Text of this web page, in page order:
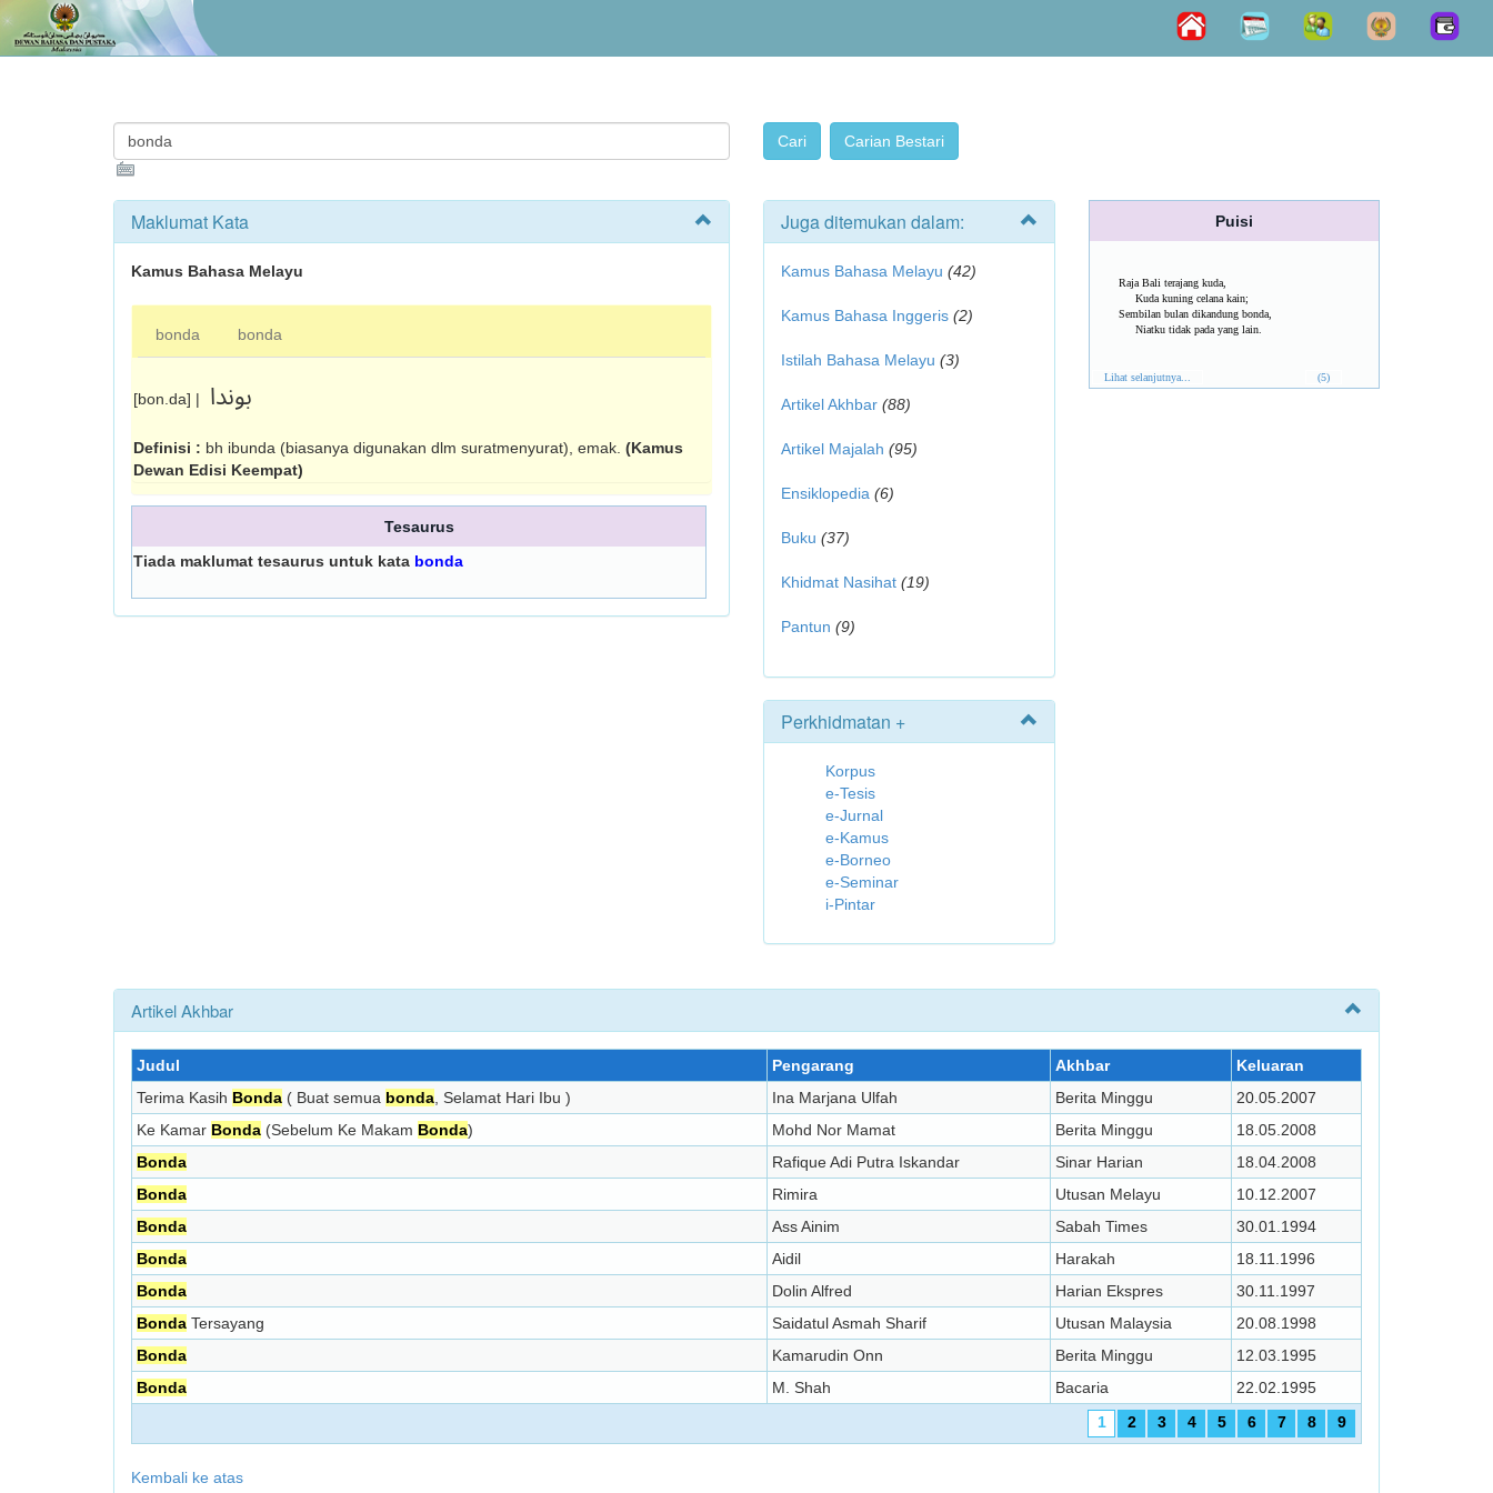
Maklumat Kata
Kamus Bahasa Melayu
bonda bonda
[bon.da] | بوندا
Definisi : bh ibunda (biasanya digunakan dlm suratmenyurat), emak. (Kamus
Dewan Edisi Keempat)
Tesaurus
Tiada maklumat tesaurus untuk kata bonda
Juga ditemukan dalam:
Kamus Bahasa Melayu (42)
Kamus Bahasa Inggeris (2)
Istilah Bahasa Melayu (3)
Artikel Akhbar (88)
Artikel Majalah (95)
Ensiklopedia (6)
Buku (37)
Khidmat Nasihat (19)
Pantun (9)
Perkhidmatan +
Korpus
e-Tesis
e-Jurnal
e-Kamus
e-Borneo
e-Seminar
i-Pintar
Puisi
Raja Bali terajang kuda,
Kuda kuning celana kain;
Sembilan bulan dikandung bonda,
Niatku tidak pada yang lain.
Lihat selanjutnya... (5)
Artikel Akhbar
Judul Pengarang Akhbar
Keluaran
Terima Kasih Bonda ( Buat semua bonda , Selamat Hari Ibu ) Ina Marjana Ulfah Berita Minggu
20.05.2007
Ke Kamar Bonda (Sebelum Ke Makam Bonda) Mohd Nor Mamat Berita Minggu
18.05.2008
Bonda
Rafique Adi Putra Iskandar Sinar Harian
18.04.2008
Bonda
Rimira Utusan Melayu
10.12.2007
Bonda
Ass Ainim Sabah Times
30.01.1994
Bonda
Aidil Harakah
18.11.1996
Bonda
Dolin Alfred Harian Ekspres
30.11.1997
Bonda Tersayang Saidatul Asmah Sharif Utusan Malaysia
20.08.1998
Bonda
Kamarudin Onn Berita Minggu
12.03.1995
Bonda
M. Shah Bacaria
22.02.1995
1
2 3 4 5 6 7 8 9
Kembali ke atas